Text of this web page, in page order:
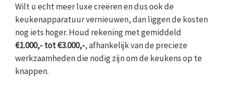
Wilt u echt meer luxe creëren en dus ook de
keukenapparatuur vernieuwen, dan liggen de kosten
nog iets hoger. Houd rekening met gemiddeld
€1.000,- tot €3.000,-, afhankelijk van de precieze
werkzaamheden die nodig zijn om de keukens op te
knappen.